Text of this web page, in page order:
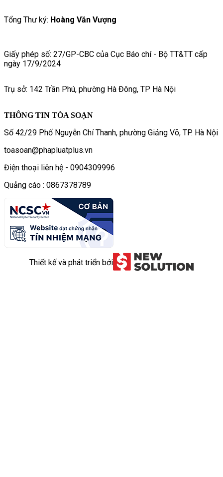
Tổng Thư ký: Hoàng Văn Vượng
Giấy phép số: 27/GP-CBC của Cục Báo chí - Bộ TT&TT cấp
ngày 17/9/2024
Trụ sở: 142 Trần Phú, phường Hà Đông, TP Hà Nội
THÔNG TIN TÒA SOẠN
Số 42/29 Phố Nguyễn Chí Thanh, phường Giảng Võ, TP. Hà Nội
toasoan@phapluatplus.vn
Điện thoại liên hệ - 0904309996
Quảng cáo : 0867378789
Thiết kế và phát triển bởi